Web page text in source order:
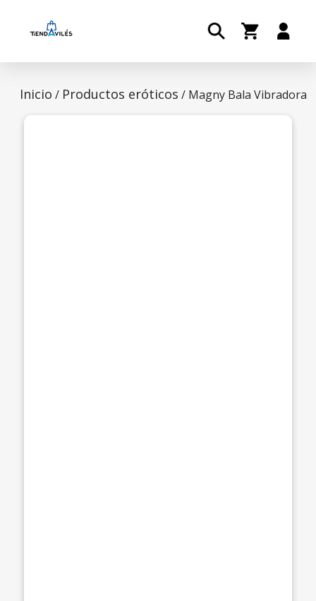
Inicio / Productos eróticos / Magny Bala Vibradora